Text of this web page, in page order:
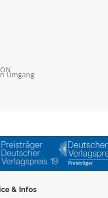
Umgang
& Infos